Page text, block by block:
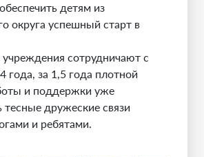
детям из
округа успешный старт в
сотрудничают с
года, за 1,5 года плотной
и поддержки уже
тесные дружеские связи
и ребятами.